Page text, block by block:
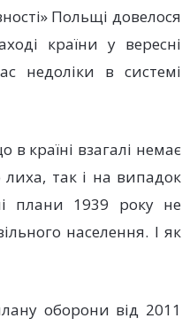
Польщі довелося
країни у вересні
недоліки в системі
країні взагалі немає
лиха, так і на випадок
плани 1939 року не
населення. І як
оборони від 2011